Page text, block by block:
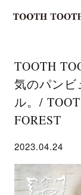
TOOTH
気のパン
ル。/
FOREST
2023.04.24